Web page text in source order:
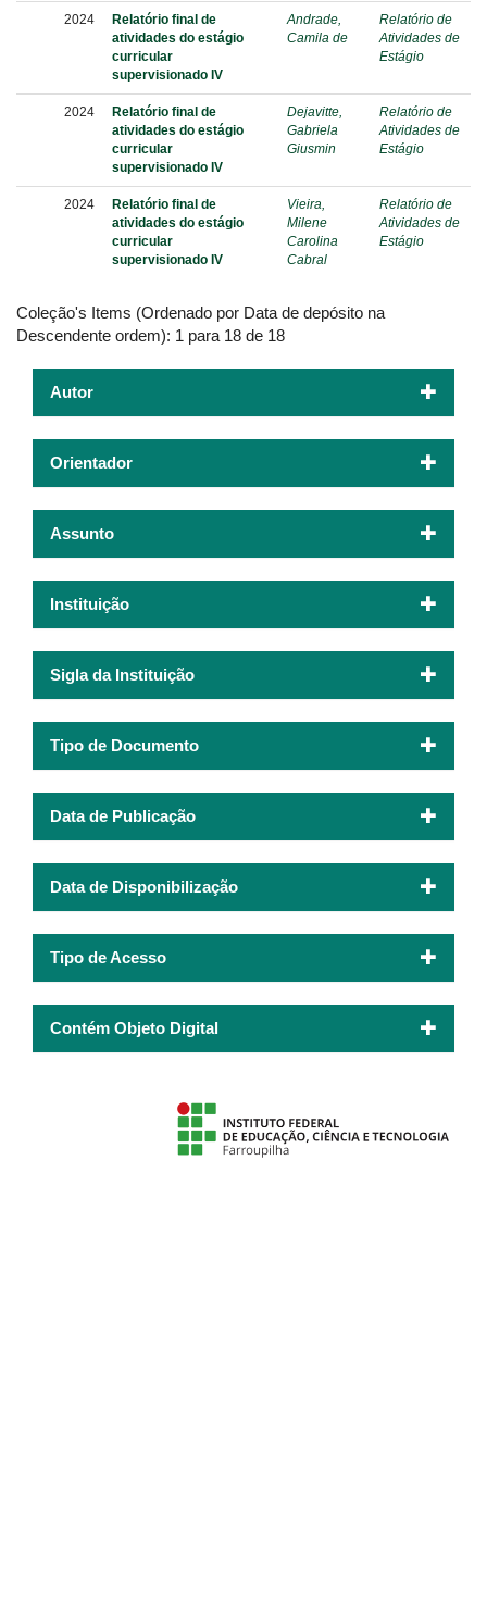
2024
Relatório final de
atividades do estágio
curricular
supervisionado IV
Andrade,
Camila de
Relatório de
Atividades de
Estágio
2024
Relatório final de
atividades do estágio
curricular
supervisionado IV
Dejavitte,
Gabriela
Giusmin
Relatório de
Atividades de
Estágio
2024
Relatório final de
atividades do estágio
curricular
supervisionado IV
Vieira,
Milene
Carolina
Cabral
Relatório de
Atividades de
Estágio
Coleção's Items (Ordenado por Data de depósito na
Descendente ordem): 1 para 18 de 18
Autor
Orientador
Assunto
Instituição
Sigla da Instituição
Tipo de Documento
Data de Publicação
Data de Disponibilização
Tipo de Acesso
Contém Objeto Digital